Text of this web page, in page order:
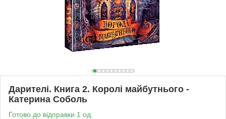
Дарителі. Книга 2. Королі майбутнього -
Катерина Соболь
Готово до відправки 1 од.